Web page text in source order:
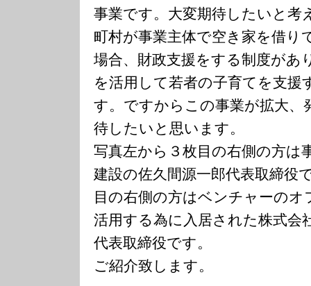
事業です。大変期待したいと考
町村が事業主体で空き家を借り
場合、財政支援をする制度があ
を活用して若者の子育てを支援
す。ですからこの事業が拡大、
待したいと思います。
写真左から３枚目の右側の方は
建設の佐久間源一郎代表取締役
目の右側の方はベンチャーの
活用する為に入居された株式会
代表取締役です。
ご紹介致します。